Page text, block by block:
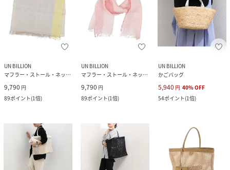
UN BILLION
マフラー・ストール・ネックウォーマー
9,790 円
89ポイント(1倍)
UN BILLION
マフラー・ストール・ネックウォーマー
9,790 円
89ポイント(1倍)
UN BILLION
かごバッグ
5,940 円 40%OFF
54ポイント(1倍)